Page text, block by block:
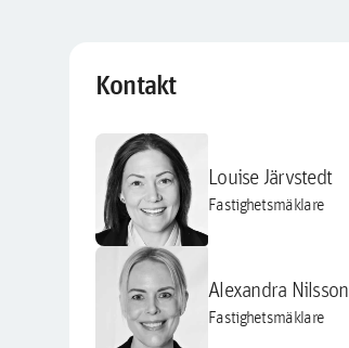
Kontakt
Louise Järvstedt
Fastighetsmäklare
Alexandra Nilsson
Fastighetsmäklare